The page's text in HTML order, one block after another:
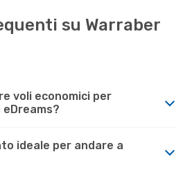
su Warraber
voli economici per
ideale per andare a